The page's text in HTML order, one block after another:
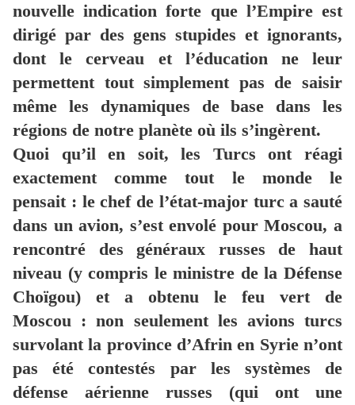
nouvelle indication forte que l’Empire est
dirigé par des gens stupides et ignorants,
dont le cerveau et l’éducation ne leur
permettent tout simplement pas de saisir
même les dynamiques de base dans les
régions de notre planète où ils s’ingèrent.
Quoi qu’il en soit, les Turcs ont réagi
exactement comme tout le monde le
pensait : le chef de l’état-major turc a sauté
dans un avion, s’est envolé pour Moscou, a
rencontré des généraux russes de haut
niveau (y compris le ministre de la Défense
Choïgou) et a obtenu le feu vert de
Moscou : non seulement les avions turcs
survolant la province d’Afrin en Syrie n’ont
pas été contestés par les systèmes de
défense aérienne russes (qui ont une